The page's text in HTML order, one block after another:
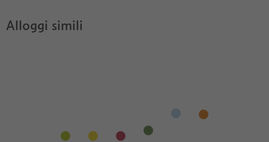
Alloggi simili